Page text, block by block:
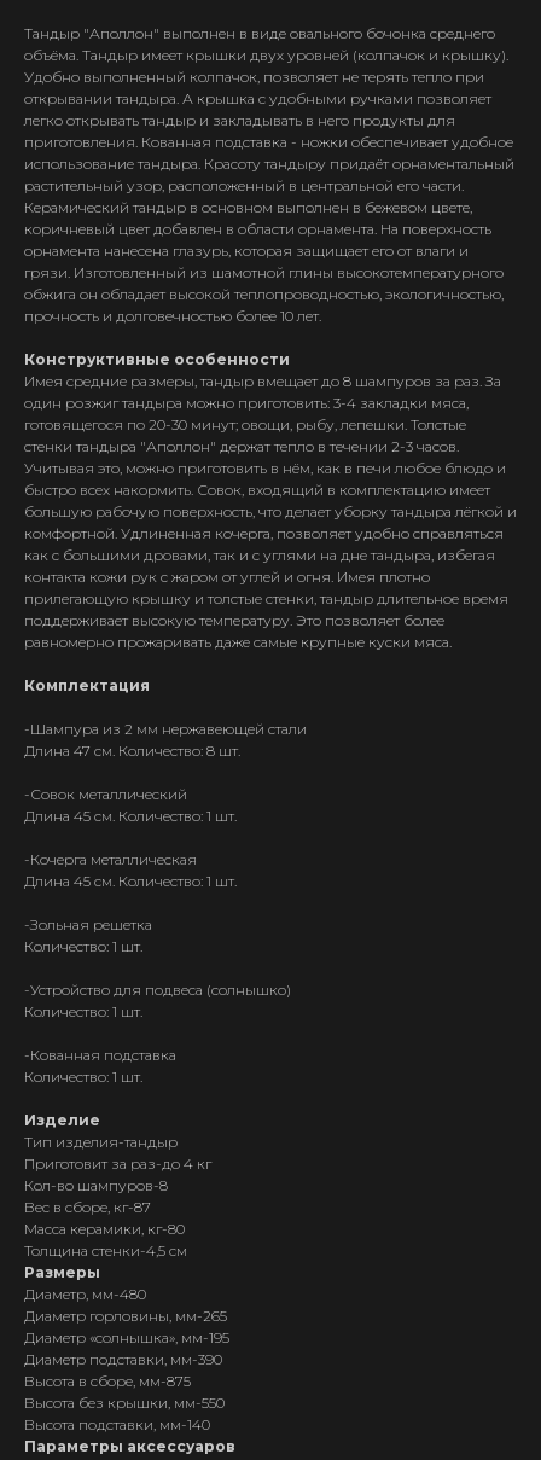
Тандыр "Аполлон" выполнен в виде овального бочонка среднего
объёма. Тандыр имеет крышки двух уровней (колпачок и крышку).
Удобно выполненный колпачок, позволяет не терять тепло при
открывании тандыра. А крышка с удобными ручками позволяет
легко открывать тандыр и закладывать в него продукты для
приготовления. Кованная подставка - ножки обеспечивает удобное
использование тандыра. Красоту тандыру придаёт орнаментальный
растительный узор, расположенный в центральной его части.
Керамический тандыр в основном выполнен в бежевом цвете,
коричневый цвет добавлен в области орнамента. На поверхность
орнамента нанесена глазурь, которая защищает его от влаги и
грязи. Изготовленный из шамотной глины высокотемпературного
обжига он обладает высокой теплопроводностью, экологичностью,
прочность и долговечностью более 10 лет.
Конструктивные особенности
Имея средние размеры, тандыр вмещает до 8 шампуров за раз. За
один розжиг тандыра можно приготовить: 3-4 закладки мяса,
готовящегося по 20-30 минут; овощи, рыбу, лепешки. Толстые
стенки тандыра "Аполлон" держат тепло в течении 2-3 часов.
Учитывая это, можно приготовить в нём, как в печи любое блюдо и
быстро всех накормить. Совок, входящий в комплектацию имеет
большую рабочую поверхность, что делает уборку тандыра лёгкой и
комфортной. Удлиненная кочерга, позволяет удобно справляться
как с большими дровами, так и с углями на дне тандыра, избегая
контакта кожи рук с жаром от углей и огня. Имея плотно
прилегающую крышку и толстые стенки, тандыр длительное время
поддерживает высокую температуру. Это позволяет более
равномерно прожаривать даже самые крупные куски мяса.
Комплектация
-Шампура из 2 мм нержавеющей стали
Длина 47 см. Количество: 8 шт.
-Совок металлический
Длина 45 см. Количество: 1 шт.
-Кочерга металлическая
Длина 45 см. Количество: 1 шт.
-Зольная решетка
Количество: 1 шт.
-Устройство для подвеса (солнышко)
Количество: 1 шт.
-Кованная подставка
Количество: 1 шт.
Изделие
Тип изделия-тандыр
Приготовит за раз-до 4 кг
Кол-во шампуров-8
Вес в сборе, кг-87
Масса керамики, кг-80
Толщина стенки-4,5 см
Размеры
Диаметр, мм-480
Диаметр горловины, мм-265
Диаметр «солнышка», мм-195
Диаметр подставки, мм-390
Высота в сборе, мм-875
Высота без крышки, мм-550
Высота подставки, мм-140
Параметры аксессуаров